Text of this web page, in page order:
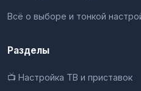
Всё о выборе и тонкой
Разделы
📺 Настройка ТВ и приставок